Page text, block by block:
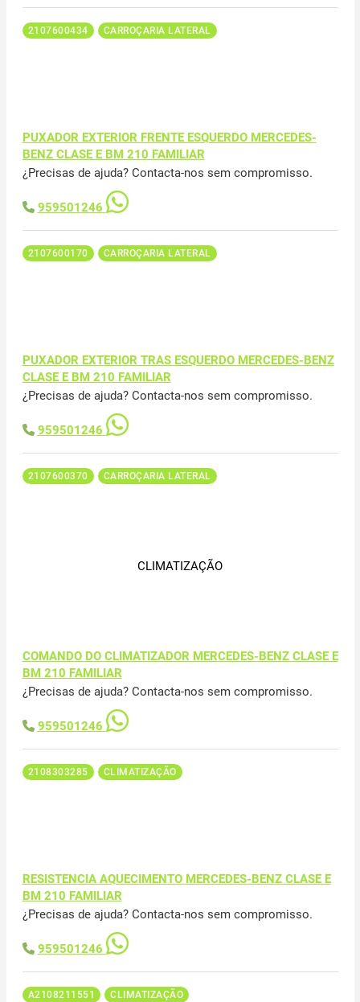
2107600434 CARROÇARIA LATERAL
PUXADOR EXTERIOR FRENTE ESQUERDO MERCEDES-
BENZ CLASE E BM 210 FAMILIAR
¿Precisas de ajuda? Contacta-nos sem compromisso.
959501246
2107600170 CARROÇARIA LATERAL
PUXADOR EXTERIOR TRAS ESQUERDO MERCEDES-BENZ
CLASE E BM 210 FAMILIAR
¿Precisas de ajuda? Contacta-nos sem compromisso.
959501246
2107600370 CARROÇARIA LATERAL
CLIMATIZAÇÃO
COMANDO DO CLIMATIZADOR MERCEDES-BENZ CLASE E
BM 210 FAMILIAR
¿Precisas de ajuda? Contacta-nos sem compromisso.
959501246
2108303285 CLIMATIZAÇÃO
RESISTENCIA AQUECIMENTO MERCEDES-BENZ CLASE E
BM 210 FAMILIAR
¿Precisas de ajuda? Contacta-nos sem compromisso.
959501246
A2108211551 CLIMATIZAÇÃO